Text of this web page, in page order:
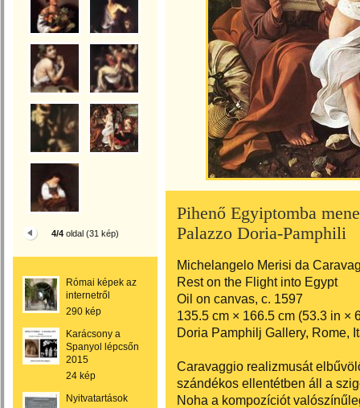
4/4 oldal (31 kép)
Római képek az
internetről
290 kép
Karácsony a
Spanyol lépcsőn
2015
24 kép
Nyitvatartások
Pihenő Egyiptomba
Palazzo Doria-Pamphili
Michelangelo Merisi da
Rest on the Flight into Egypt
Oil on canvas, c. 1597
135.5 cm × 166.5 cm (53.3 in ×
Doria Pamphilj Gallery, Rome,
Caravaggio realizmusát
szándékos ellentétben áll a
Noha a kompozíciót